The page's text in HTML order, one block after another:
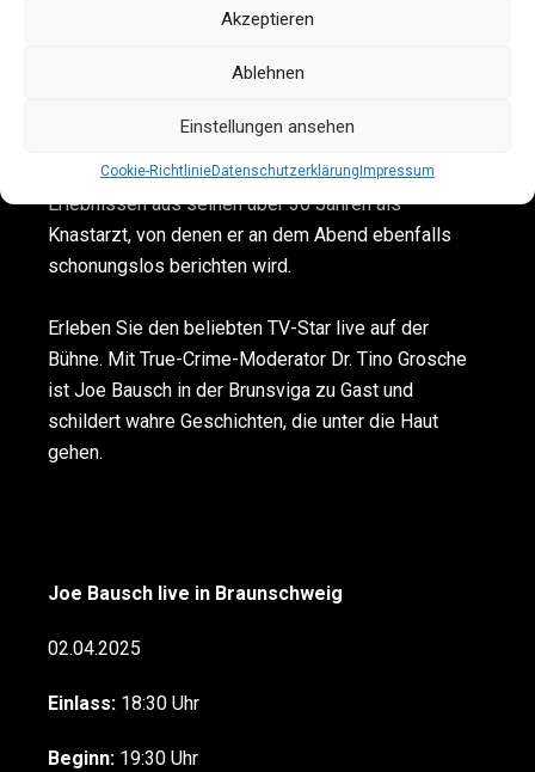
Akzeptieren
Ablehnen
Einstellungen ansehen
Cookie-RichtlinieDatenschutzerklärung Impressum
„Gangsterblues“ und „Maxima Culpa“ sind Spiegel-
2024 erschien, spricht Joe Bausch erstmals über die
Übergriffe erleben musste. Natürlich ist seine
Geschichte auch geprägt und gespickt mit den
Erlebnissen aus seinen über 30 Jahren als
Knastarzt, von denen er an dem Abend ebenfalls
schonungslos berichten wird.
Erleben Sie den beliebten TV-Star live auf der
Bühne. Mit True-Crime-Moderator Dr. Tino Grosche
ist Joe Bausch in der Brunsviga zu Gast und
schildert wahre Geschichten, die unter die Haut
gehen.
Joe Bausch live in Braunschweig
02.04.2025
Einlass: 18:30 Uhr
Beginn: 19:30 Uhr